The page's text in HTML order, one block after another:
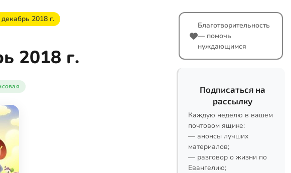
2018 г.
2018 г.
Благотворительность
— помочь
нуждающимся
Подписаться на
рассылку
Каждую неделю в вашем
почтовом ящике:
— анонсы лучших
материалов;
— разговор о жизни по
Евангелию;